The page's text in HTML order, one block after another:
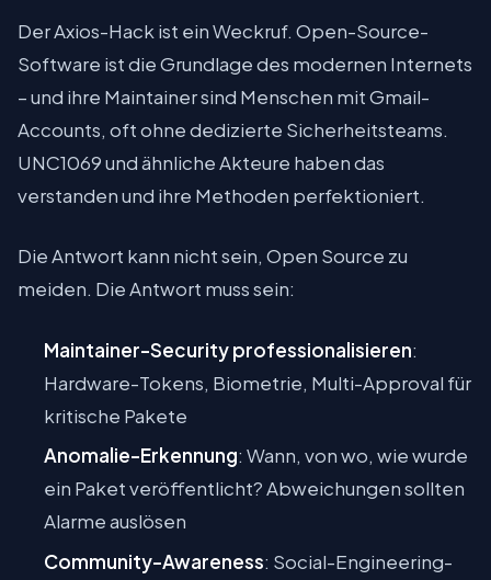
Der Axios-Hack ist ein Weckruf. Open-Source-
Software ist die Grundlage des modernen Internets
– und ihre Maintainer sind Menschen mit Gmail-
Accounts, oft ohne dedizierte Sicherheitsteams.
UNC1069 und ähnliche Akteure haben das
verstanden und ihre Methoden perfektioniert.
Die Antwort kann nicht sein, Open Source zu
meiden. Die Antwort muss sein:
Maintainer-Security professionalisieren:
Hardware-Tokens, Biometrie, Multi-Approval für
kritische Pakete
Anomalie-Erkennung: Wann, von wo, wie wurde
ein Paket veröffentlicht? Abweichungen sollten
Alarme auslösen
Community-Awareness: Social-Engineering-